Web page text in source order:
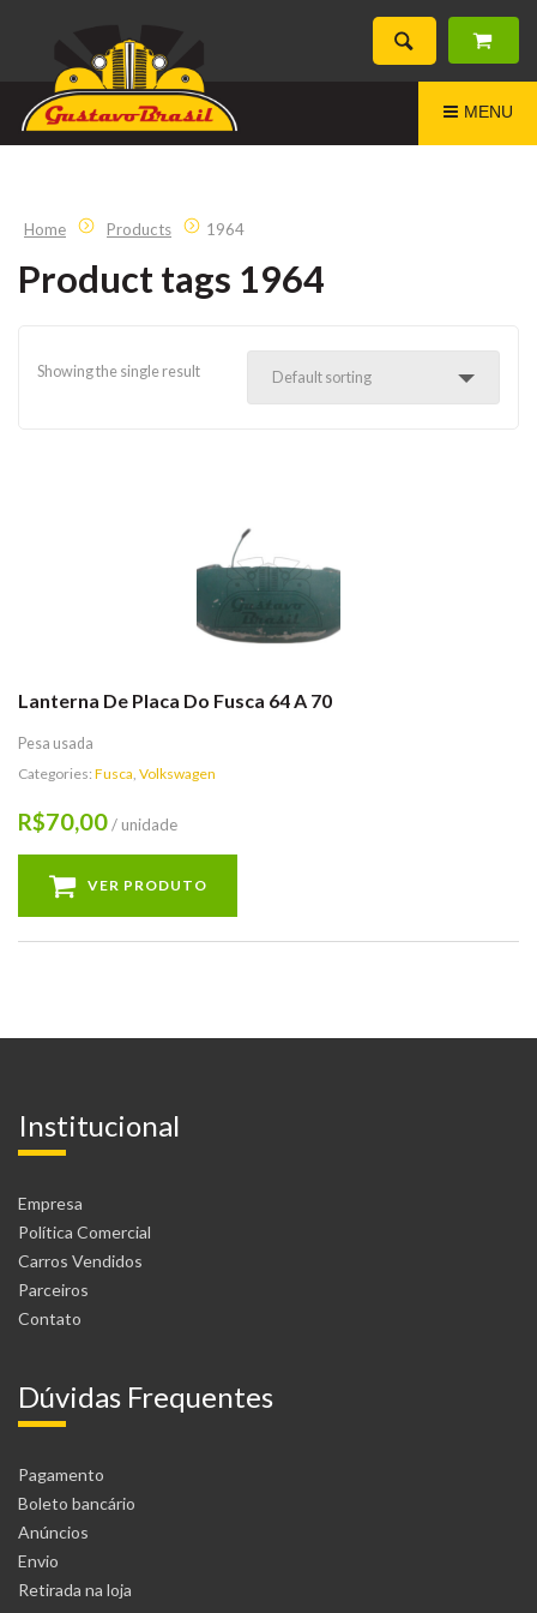
MENU
Home Products 1964
Product tags 1964
Showing the single result Default sorting
Lanterna De Placa Do Fusca 64 A 70
Pesa usada
Categories: Fusca, Volkswagen
R$70,00/ unidade
VER PRODUTO
Institucional
Empresa
Política Comercial
Carros Vendidos
Parceiros
Contato
Dúvidas Frequentes
Pagamento
Boleto bancário
Anúncios
Envio
Retirada na loja